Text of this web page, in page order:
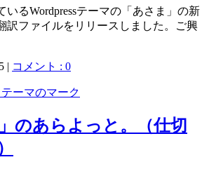
いるWordpressテーマの「あさま」の新
訳ファイルをリリースしました。ご興
| コメント : 0
のあらよっと。（仕切